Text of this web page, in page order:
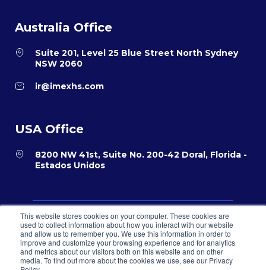
This website stores cookies on your computer. These cookies are
used to collect information about how you interact with our website
and allow us to remember you. We use this information in order to
improve and customize your browsing experience and for analytics
and metrics about our visitors both on this website and on other
media. To find out more about the cookies we use, see our Privacy
Australia Office
Suite 201, Level 25 Blue Street North Sydney
NSW 2060
ir@imexhs.com
USA Office
8200 NW 41st, Suite No. 200-42 Doral, Florida -
Estados Unidos
Política de privacidad
Términos y condiciones para el comercio
electrónico
Sistema PQR
© 2026 IMEXHS® todos los derechos reservados